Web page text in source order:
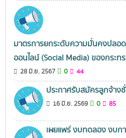
มาตรการยกระดับความมั่นคงปลอ
ออนไลน์ (Social Media) ของกระ
28 มิ.ย. 2567 0 44
ประกาศรับสมัครลูกจ้าง
16 มิ.ย. 2569 0 85
เผยแพร่ งบทดลอง งบก